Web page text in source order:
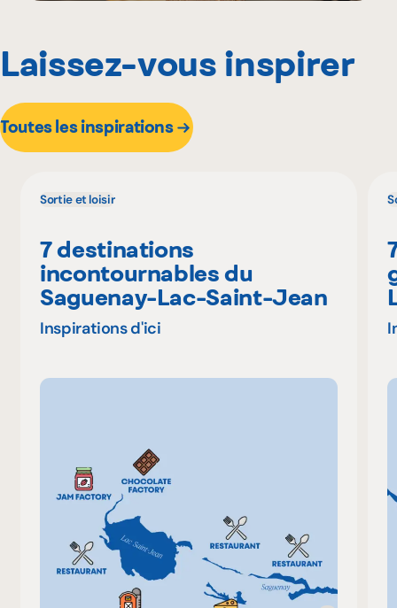
Laissez-vous inspirer
Toutes les inspirations
Sortie et loisir
7 destinations
incontournables du
Saguenay-Lac-Saint-Jean
Inspirations d'ici